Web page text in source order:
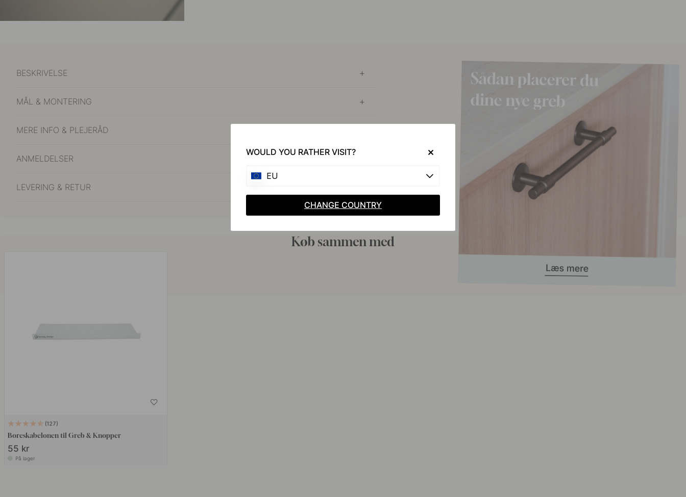
BESKRIVELSE
MÅL & MONTERING
MERE INFO & PLEJERÅD
ANMELDELSER
LEVERING & RETUR
Køb sammen med
127
Boreskabelonen til Greb & Knopper
55 kr
På lager
WOULD YOU RATHER VISIT?
EU
CHANGE COUNTRY